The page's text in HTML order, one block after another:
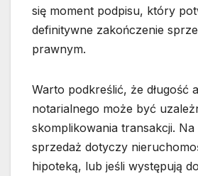
się moment podpisu, który
definitywne zakończenie
prawnym.
Warto podkreślić, że długość
notarialnego może być
skomplikowania transakcji. Na
sprzedaż dotyczy
hipoteką, lub jeśli występują